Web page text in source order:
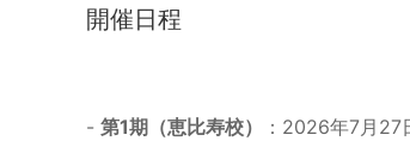
開催日程
- 第1期（恵比寿校）
：2026年7月27